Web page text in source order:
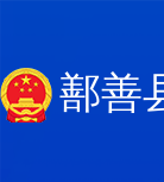
鄯善